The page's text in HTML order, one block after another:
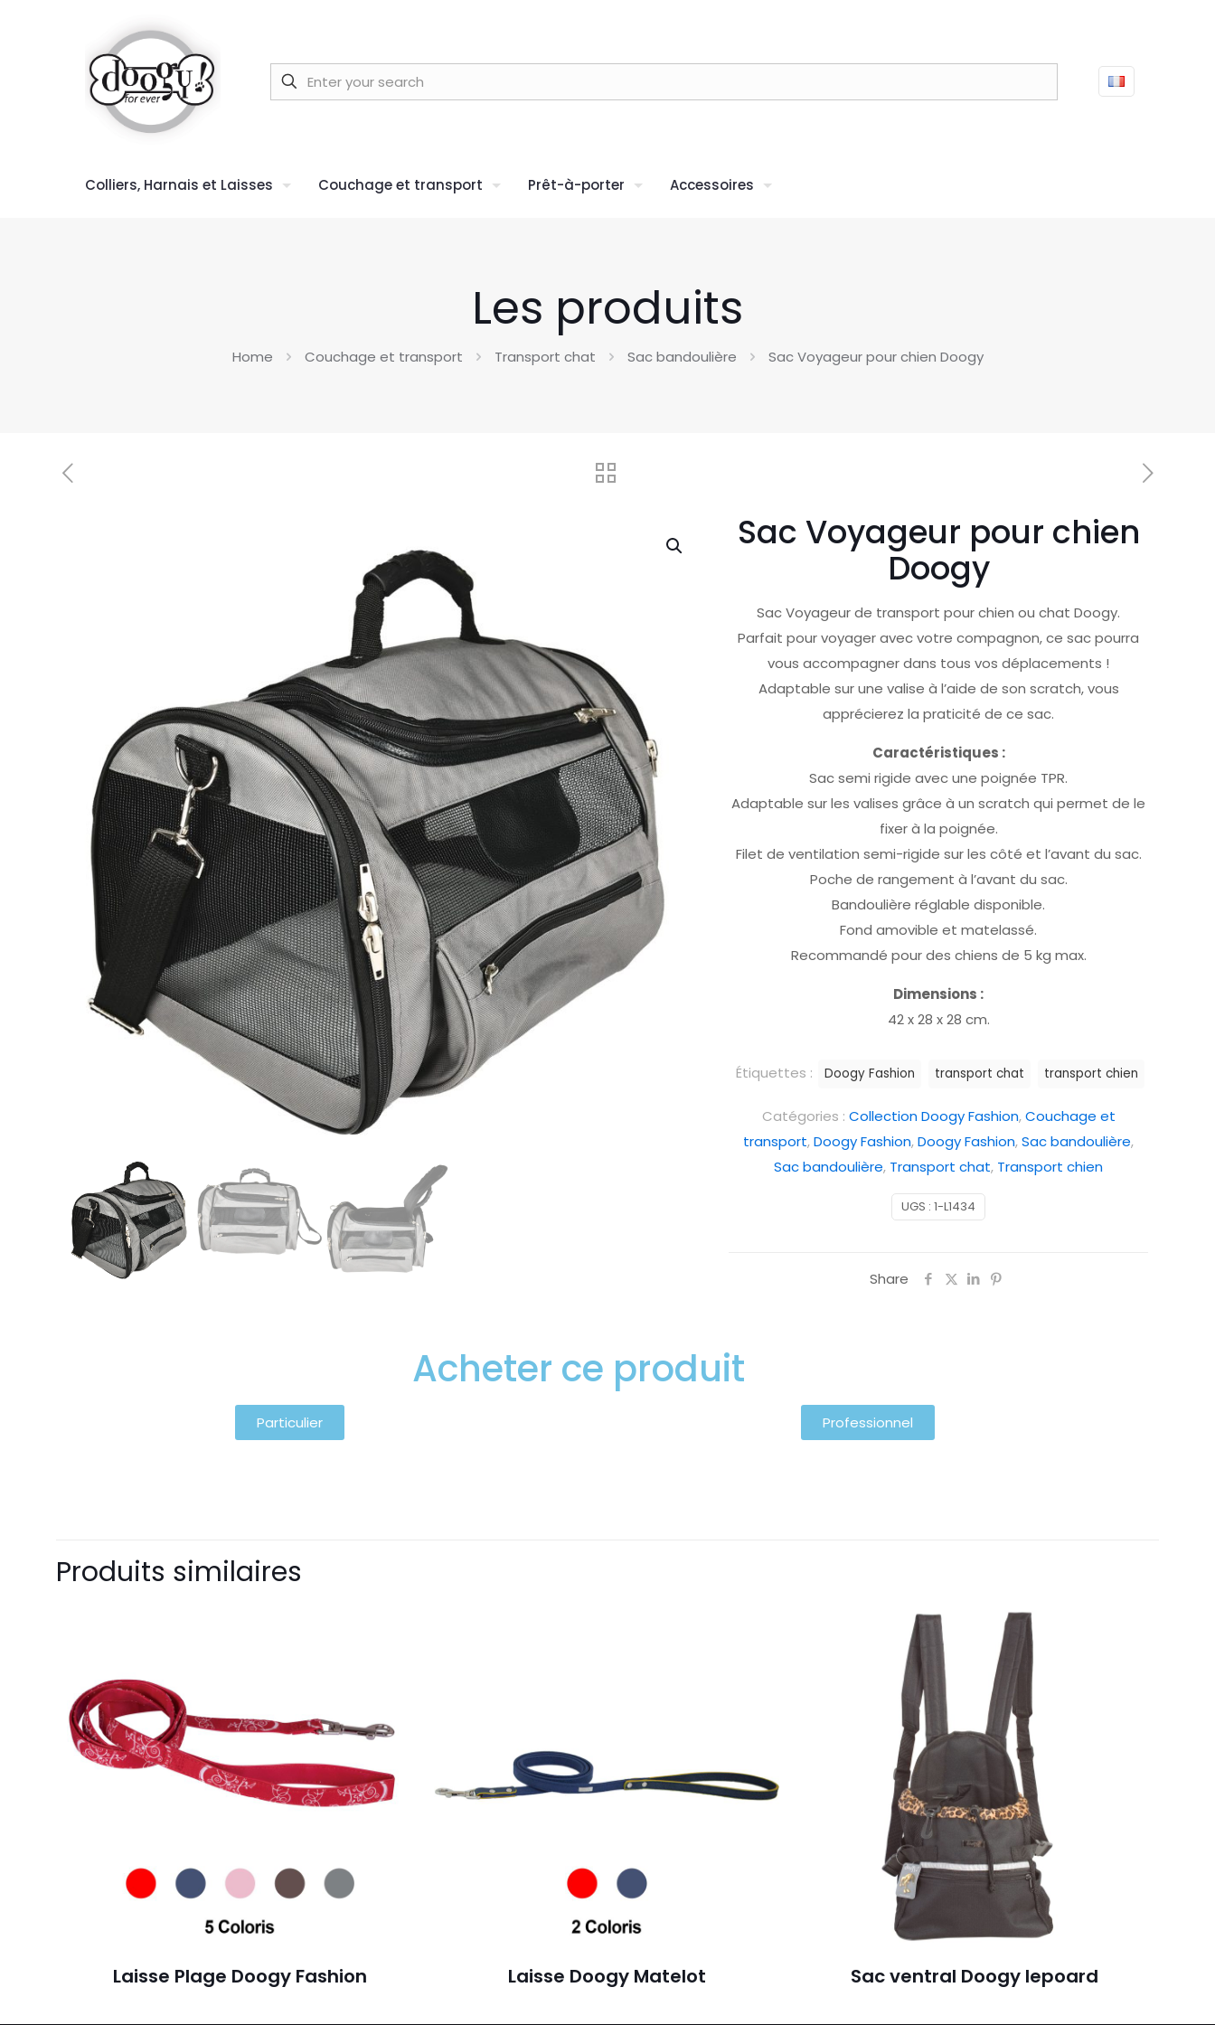
Colliers, Harnais et Laisses Couchage et transport Prêt-à-porter Accessoires
Les produits
Home Couchage et transport Transport chat Sac bandoulière Sac Voyageur pour chien Doogy
Sac Voyageur pour chien
Doogy
Sac Voyageur de transport pour chien ou chat Doogy.
Parfait pour voyager avec votre compagnon, ce sac pourra
vous accompagner dans tous vos déplacements !
Adaptable sur une valise à l’aide de son scratch, vous
apprécierez la praticité de ce sac.
Caractéristiques :
Sac semi rigide avec une poignée TPR.
Adaptable sur les valises grâce à un scratch qui permet de le
fixer à la poignée.
Filet de ventilation semi-rigide sur les côté et l’avant du sac.
Poche de rangement à l’avant du sac.
Bandoulière réglable disponible.
Fond amovible et matelassé.
Recommandé pour des chiens de 5 kg max.
Dimensions :
42 x 28 x 28 cm.
UGS : 1-L1434
Catégories : Collection Doogy Fashion,Couchage et
transport,Doogy Fashion,Doogy Fashion,Sac bandoulière,
Sac bandoulière, Transport chat, Transport chien
Étiquettes : Doogy Fashion transport chat transport chien
Share
Acheter ce produit
Particulier Professionnel
Produits similaires
Laisse Plage Doogy Fashion Laisse Doogy Matelot Sac ventral Doogy lepoard